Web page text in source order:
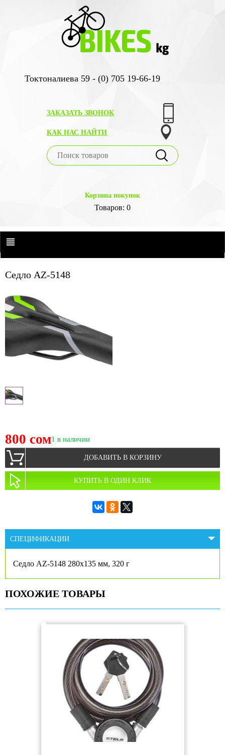
Токтоналиева 59 - (0) 705 19-66-19
ЗАКАЗАТЬ ЗВОНОК
КАК НАС НАЙТИ
Корзина покупок
Товаров: 0
Седло AZ-5148
800 сом1 в наличии
ДОБАВИТЬ В КОРЗИНУ
КУПИТЬ В ОДИН КЛИК
СПЕЦИФИКАЦИИ
Седло AZ-5148 280х135 мм, 320 г
ПОХОЖИЕ ТОВАРЫ